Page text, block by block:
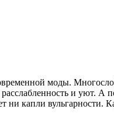
моды.
и уют.
капли вульгарности.